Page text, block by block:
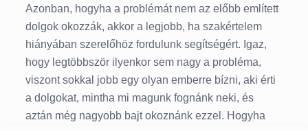
Azonban, hogyha a problémát nem az előbb említett
dolgok okozzák, akkor a legjobb, ha szakértelem
hiányában szerelőhöz fordulunk segítségért. Igaz,
hogy legtöbbször ilyenkor sem nagy a probléma,
viszont sokkal jobb egy olyan emberre bízni, aki érti
a dolgokat, mintha mi magunk fognánk neki, és
aztán még nagyobb bajt okoznánk ezzel. Hogyha